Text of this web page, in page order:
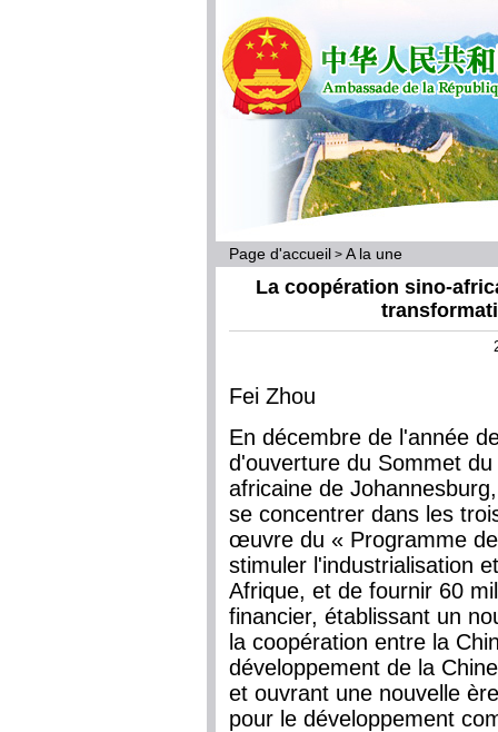
Page d'accueil > A la une
La coopération sino-
Fei Zhou
En décembre de l'année
d'ouverture du Sommet
africaine de
se concentrer dans les
œuvre du « Programme
stimuler l'industrialisation
Afrique, et de fournir 60
financier, établissant un
la coopération entre la
développement de la
et ouvrant une nouvelle
pour le développement